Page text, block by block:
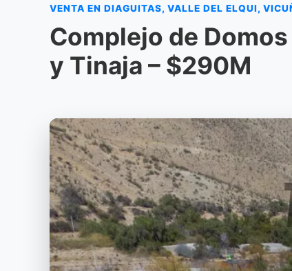
VENTA EN DIAGUITAS, VALLE DEL ELQUI,
Complejo de
y Tinaja – $290M